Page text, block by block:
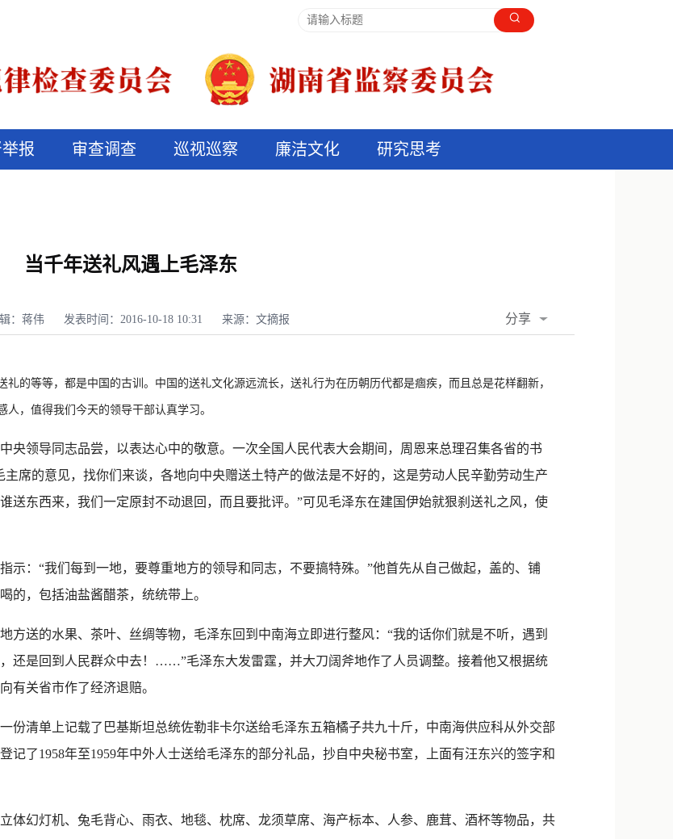
报 审查调查 巡视巡察 廉洁文化 研究思考
当千年送礼风遇上毛泽东
：蒋伟 发表时间：2016-10-18 10:31 来源：文摘报 分享
等等，都是中国的古训。中国的送礼文化源远流长，送礼行为在历朝历代都是痼疾，而且总是花样翻新，
，值得我们今天的领导干部认真学习。
领导同志品尝，以表达心中的敬意。一次全国人民代表大会期间，周恩来总理召集各省的书
席的意见，找你们来谈，各地向中央赠送土特产的做法是不好的，这是劳动人民辛勤劳动生产
送东西来，我们一定原封不动退回，而且要批评。”可见毛泽东在建国伊始就狠刹送礼之风，使
：“我们每到一地，要尊重地方的领导和同志，不要搞特殊。”他首先从自己做起，盖的、铺
，包括油盐酱醋茶，统统带上。
送的水果、茶叶、丝绸等物，毛泽东回到中南海立即进行整风：“我的话你们就是不听，遇到
还是回到人民群众中去！……”毛泽东大发雷霆，并大刀阔斧地作了人员调整。接着他又根据统
有关省市作了经济退赔。
清单上记载了巴基斯坦总统佐勒非卡尔送给毛泽东五箱橘子共九十斤，中南海供应科从外交部
记了1958年至1959年中外人士送给毛泽东的部分礼品，抄自中央秘书室，上面有汪东兴的签字和
幻灯机、兔毛背心、雨衣、地毯、枕席、龙须草席、海产标本、人参、鹿茸、酒杯等物品，共